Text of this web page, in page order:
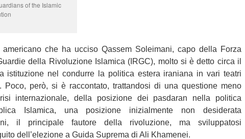
of the Islamic
che ha ucciso Qassem Soleimani, capo della Forza
della Rivoluzione Islamica (IRGC), molto si è detto circa il
istituzione nel condurre la politica estera iraniana in vari teatri
Poco, però, si è raccontato, trattandosi di una questione meno
internazionale, della posizione dei pasdaran nella politica
Islamica, una posizione inizialmente non desiderata
il principale fautore della rivoluzione, ma sviluppatosi
dell’elezione a Guida Suprema di Ali Khamenei.